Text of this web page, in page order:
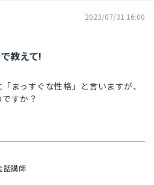
2023/07/31 16:00
教えて!
まっすぐな性格」と言いますが、
すか？
話講師